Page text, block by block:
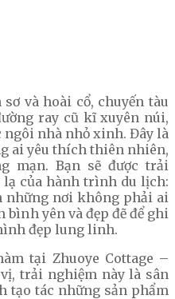
và hoài cổ, chuyến tàu
ray cũ kĩ xuyên núi,
ngôi nhà nhỏ xinh. Đây là
ai yêu thích thiên nhiên,
mạn. Bạn sẽ được trải
của hành trình du lịch:
những nơi không phải ai
bình yên và đẹp đẽ để ghi
đẹp lung linh.
tại Zhuoye Cottage –
trải nghiệm này là sân
tạo tác những sản phẩm